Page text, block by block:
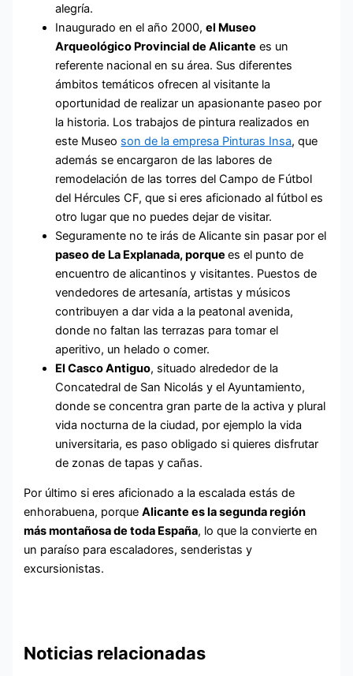
alegría.
Inaugurado en el año 2000,el Museo
Arqueológico Provincial de Alicante es un
referente nacional en su área. Sus diferentes
ámbitos temáticos ofrecen al visitante la
oportunidad de realizar un apasionante paseo por
la historia. Los trabajos de pintura realizados en
este Museo son de la empresa Pinturas Insa, que
además se encargaron de las labores de
remodelación de las torres del Campo de Fútbol
del Hércules CF, que si eres aficionado al fútbol es
otro lugar que no puedes dejar de visitar.
Seguramente no te irás de Alicante sin pasar por el
paseo de La Explanada, porquees el punto de
encuentro de alicantinos y visitantes. Puestos de
vendedores de artesanía, artistas y músicos
contribuyen a dar vida a la peatonal avenida,
donde no faltan las terrazas para tomar el
aperitivo, un helado o comer.
El Casco Antiguo, situado alrededor de la
Concatedral de San Nicolás y el Ayuntamiento,
donde se concentra gran parte de la activa y plural
vida nocturna de la ciudad, por ejemplo la vida
universitaria, es paso obligado si quieres disfrutar
de zonas de tapas y cañas.
Por último si eres aficionado a la escalada estás de
enhorabuena, porqueAlicante es la segunda región
más montañosa de toda España, lo que la convierte en
un paraíso para escaladores, senderistas y
excursionistas.
Noticias relacionadas